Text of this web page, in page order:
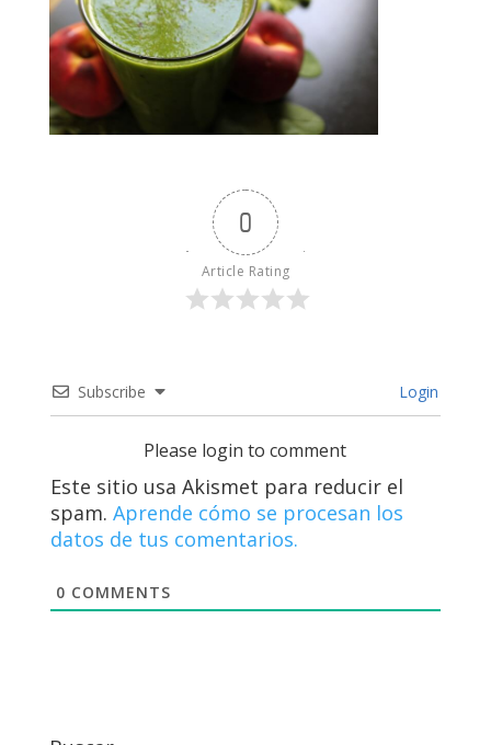
0
Article Rating
Subscribe Login
Please login to comment
Este sitio usa Akismet para reducir el
spam. Aprende cómo se procesan los
datos de tus comentarios.
0 COMMENTS